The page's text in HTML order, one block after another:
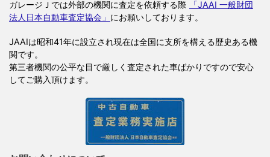
ガレージＪでは外部の機関に査定を依頼する際
「JAAI 一般財団
法人日本自動車査定協会」 にお願いしております。
JAAIは昭和41年に設立され現在は全国に支所を構える歴史ある機
関です。
第三者機関の公平な目で厳しく査定された車ばかりですので安心
してご購入頂けます。